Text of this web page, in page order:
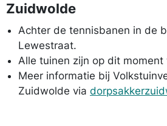
Zuidwolde
Achter de tennisbanen in de
Lewestraat.
Alle tuinen zijn op dit moment
Meer informatie bij
Zuidwolde via